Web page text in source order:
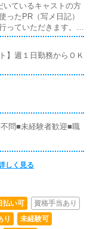
いているキャストの方
ったPR（写メ日記）
っていただきます。■
など様々な企画を提案
入店数の増加】など、
ャストの出勤情報やイ
単に文字が入力出来れ
も簡単にできます。■
方に快適にお過ごしい
】週１日勤務からＯＫ
問■未経験者歓迎■職
しく見る
払い可
資格手当あり
り
未経験可